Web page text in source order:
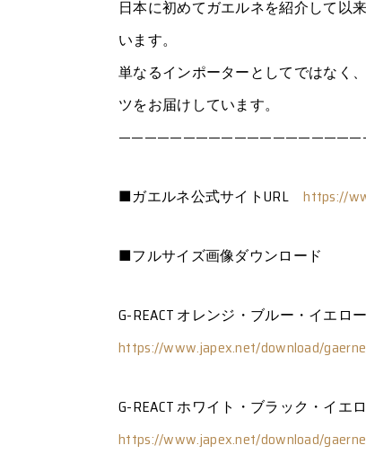
日本に初めてガエルネを紹介して以
います。
単なるインポーターとしてではなく
ツをお届けしています。
■ガエルネ公式サイトURLhttps://
■フルサイズ画像ダウンロード
G-REACT オレンジ・ブルー・イエロー
https://www.japex.net/download/
G-REACT ホワイト・ブラック・イエ
https://www.japex.net/download/